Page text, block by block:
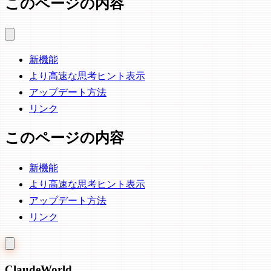
このページの内容
新機能
より高速な思考ヒント表示
アップデート方法
リンク
このページの内容
新機能
より高速な思考ヒント表示
アップデート方法
リンク